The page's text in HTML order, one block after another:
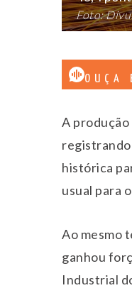
Foto:
OUÇA
A produção
registrando
histórica
usual para
Ao mesmo
ganhou
Industrial